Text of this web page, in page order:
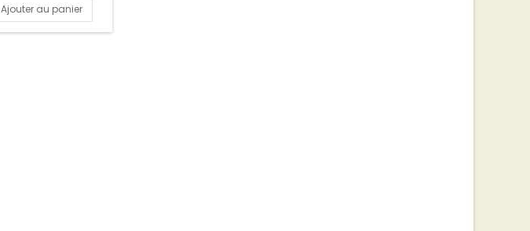
Ajouter au panier